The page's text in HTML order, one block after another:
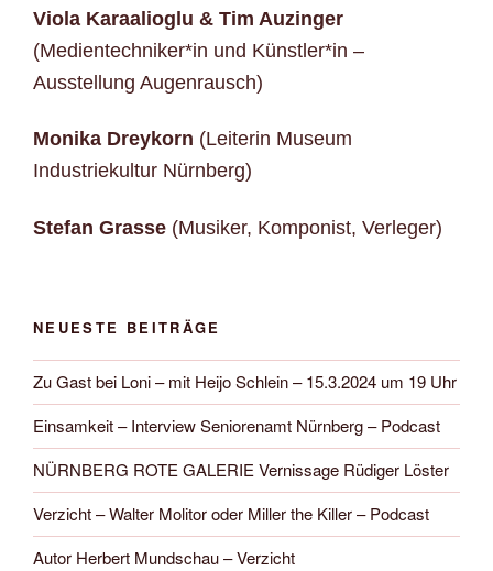
Viola Karaalioglu & Tim Auzinger
(Medientechniker*in und Künstler*in –
Ausstellung Augenrausch)
Monika Dreykorn (Leiterin Museum
Industriekultur Nürnberg)
Stefan Grasse (Musiker, Komponist, Verleger)
NEUESTE BEITRÄGE
Zu Gast bei Loni – mit Heijo Schlein – 15.3.2024 um 19 Uhr
Einsamkeit – Interview Seniorenamt Nürnberg – Podcast
NÜRNBERG ROTE GALERIE Vernissage Rüdiger Löster
Verzicht – Walter Molitor oder Miller the Killer – Podcast
Autor Herbert Mundschau – Verzicht